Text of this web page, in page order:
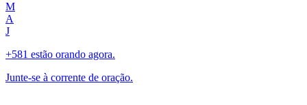
M
A
J
+581 estão orando agora.
Junte-se à corrente de oração.